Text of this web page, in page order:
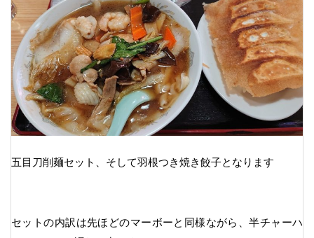
五目刀削麺セット、そして羽根つき焼き餃子となります
セットの内訳は先ほどのマーボーと同様ながら、半チャーハ